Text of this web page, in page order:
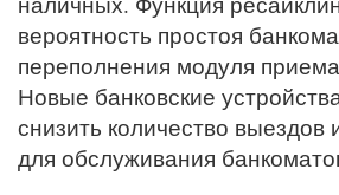
вероятность простоя
переполнения модуля
Новые банковские
снизить количество выездов
для обслуживания